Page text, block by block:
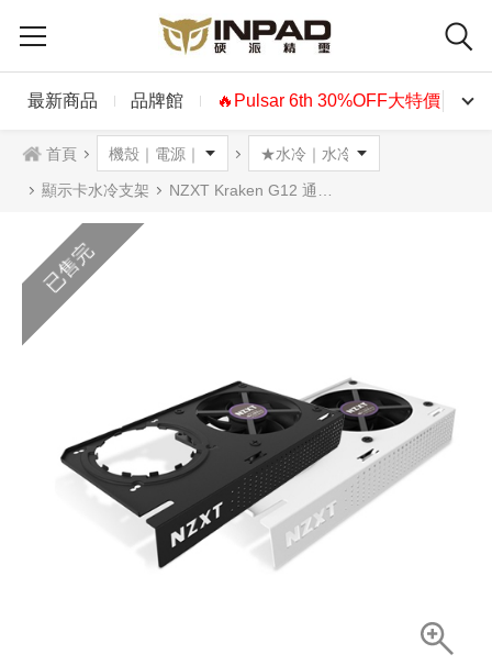
最新商品 品牌館 🔥Pulsar 6th 30%OFF大特價🔥
首頁
顯示卡水冷支架 NZXT Kraken G12 通用型GPU水冷支架 黑色 白色
已售完